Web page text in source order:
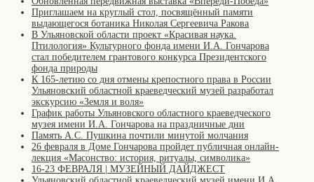
Приглашаем на круглый стол, посвящённый памяти
выдающегося ботаника Николая Сергеевича Ракова
В Ульяновской области проект «Красивая наука.
Птилология» Культурного фонда имени И.А. Гончарова
стал победителем грантового конкурса Президентского
фонда природы
К 165-летию со дня отмены крепостного права в России
Ульяновский областной краеведческий музей разработал
экскурсию «Земля и воля»
График работы Ульяновского областного краеведческого
музея имени И.А. Гончарова на праздничные дни
Память А.С. Пушкина почтили минутой молчания
26 февраля в Доме Гончарова пройдет публичная онлайн-
лекция «Масонство: история, ритуалы, символика»
16-23 ФЕВРАЛЯ | МУЗЕЙНЫЙ ДАЙДЖЕСТ